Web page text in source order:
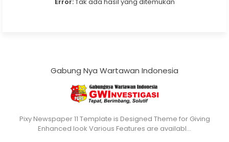
Error:Tak ada hasil yang ditemukan
Gabung Nya Wartawan Indonesia
Pixy Newspaper 11 Template is Designed Theme for Giving
Enhanced look Various Features are availabl…